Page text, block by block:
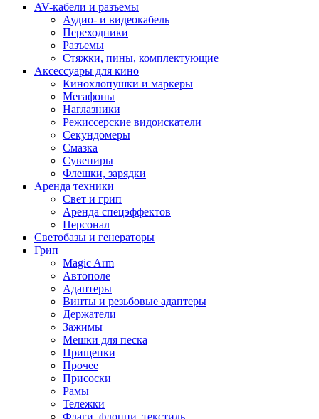
AV-кабели и разъемы
Аудио- и видеокабель
Переходники
Разъемы
Стяжки, пины, комплектующие
Аксессуары для кино
Кинохлопушки и маркеры
Мегафоны
Наглазники
Режиссерские видоискатели
Секундомеры
Смазка
Сувениры
Флешки, зарядки
Аренда техники
Свет и грип
Аренда спецэффектов
Персонал
Светобазы и генераторы
Грип
Magic Arm
Автополе
Адаптеры
Винты и резьбовые адаптеры
Держатели
Зажимы
Мешки для песка
Прищепки
Прочее
Присоски
Рамы
Тележки
Флаги, флоппи, текстиль